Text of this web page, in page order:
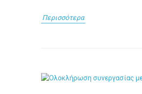
Περισσότερα